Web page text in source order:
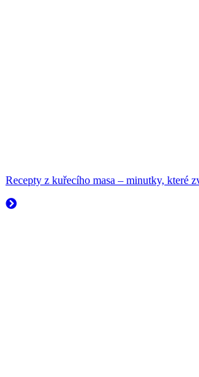
Recepty z kuřecího masa – minutky, které